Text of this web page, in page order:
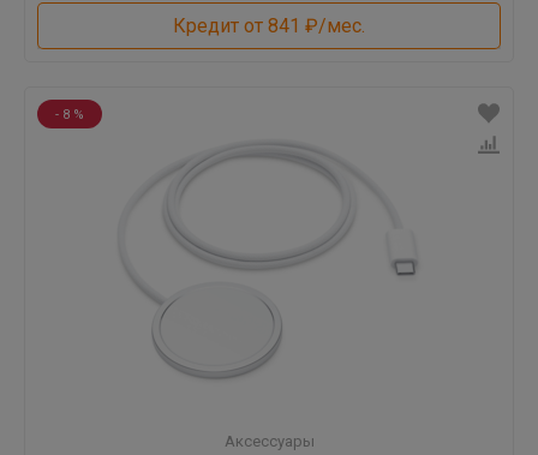
Кредит от 841 ₽/мес.
- 8 %
Аксессуары